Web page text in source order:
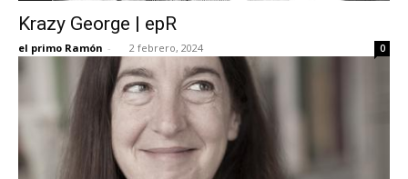
Krazy George | epR
el primo Ramón - 2 febrero, 2024 0